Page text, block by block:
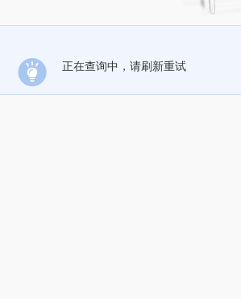
正在查询中，请刷新重试